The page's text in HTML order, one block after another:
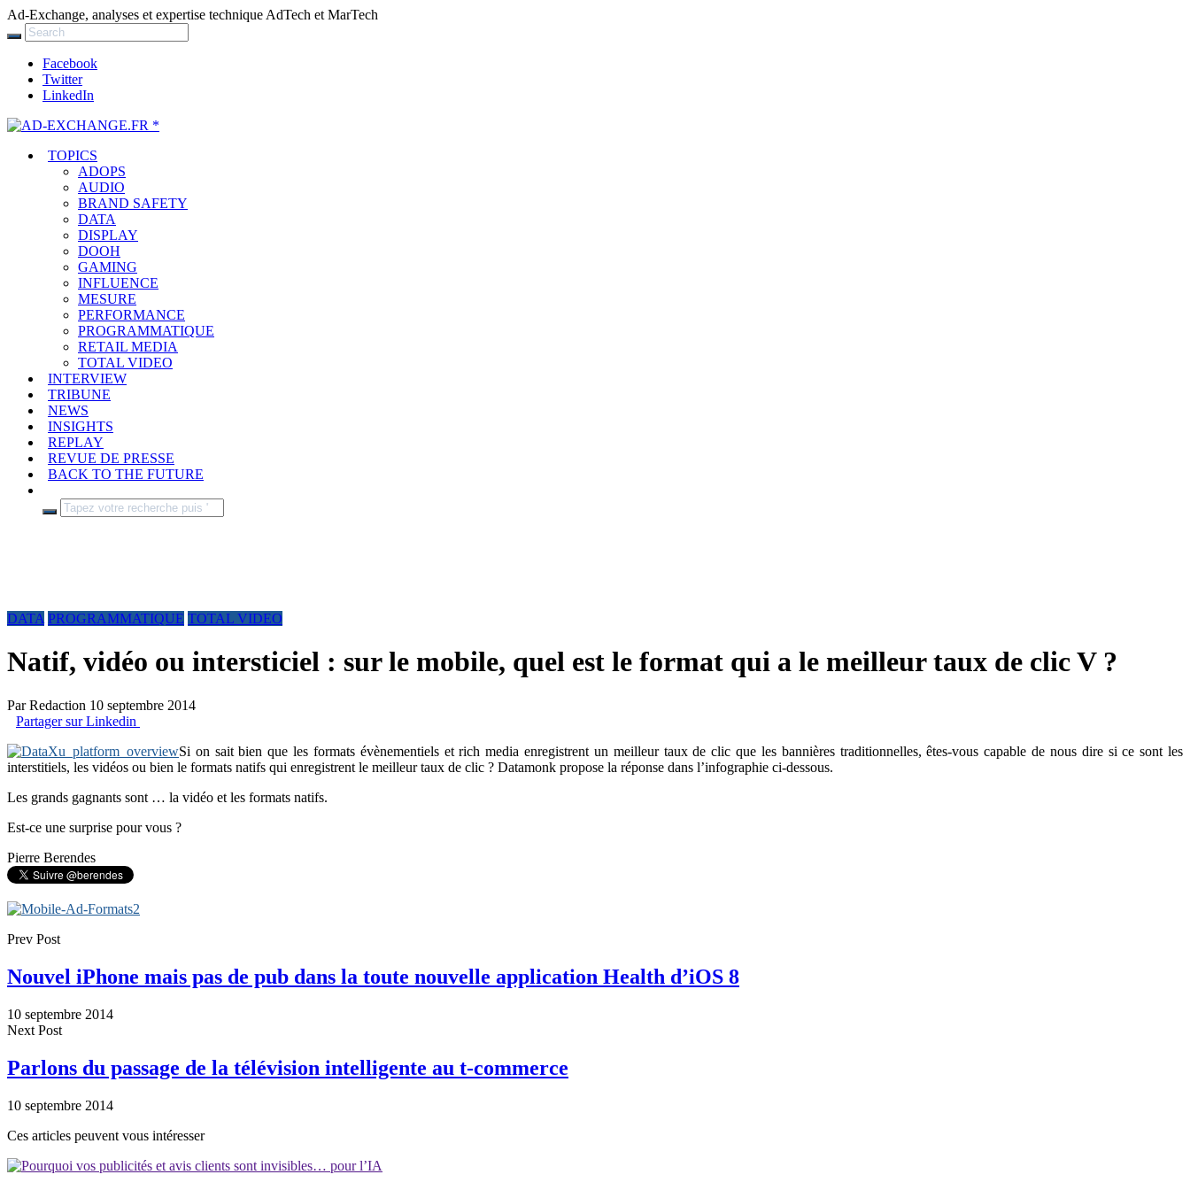
Ad-Exchange, analyses et expertise technique AdTech et MarTech
Facebook
Twitter
LinkedIn
TOPICS
ADOPS
AUDIO
BRAND SAFETY
DATA
DISPLAY
DOOH
GAMING
INFLUENCE
MESURE
PERFORMANCE
PROGRAMMATIQUE
RETAIL MEDIA
TOTAL VIDEO
INTERVIEW
TRIBUNE
NEWS
INSIGHTS
REPLAY
REVUE DE PRESSE
BACK TO THE FUTURE
DATA PROGRAMMATIQUE TOTAL VIDEO
Natif, vidéo ou intersticiel : sur le mobile, quel est le format qui a le meilleur taux de clic V ?
ParRedaction 10 septembre 2014
Partager sur Linkedin
Si on sait bien que les formats évènementiels et rich media enregistrent un meilleur taux de clic que les bannières traditionnelles, êtes-vous capable de nous dire si ce sont les
interstitiels, les vidéos ou bien le formats natifs qui enregistrent le meilleur taux de clic ? Datamonk propose la réponse dans l’infographie ci-dessous.
Les grands gagnants sont … la vidéo et les formats natifs.
Est-ce une surprise pour vous ?
Pierre Berendes
Prev Post
Nouvel iPhone mais pas de pub dans la toute nouvelle application Health d’iOS 8
10 septembre 2014
Next Post
Parlons du passage de la télévision intelligente au t-commerce
10 septembre 2014
Ces articles peuvent vous intéresser